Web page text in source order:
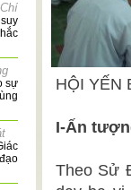
sự
HỘI YẾN
I-Ấn
Theo Sử